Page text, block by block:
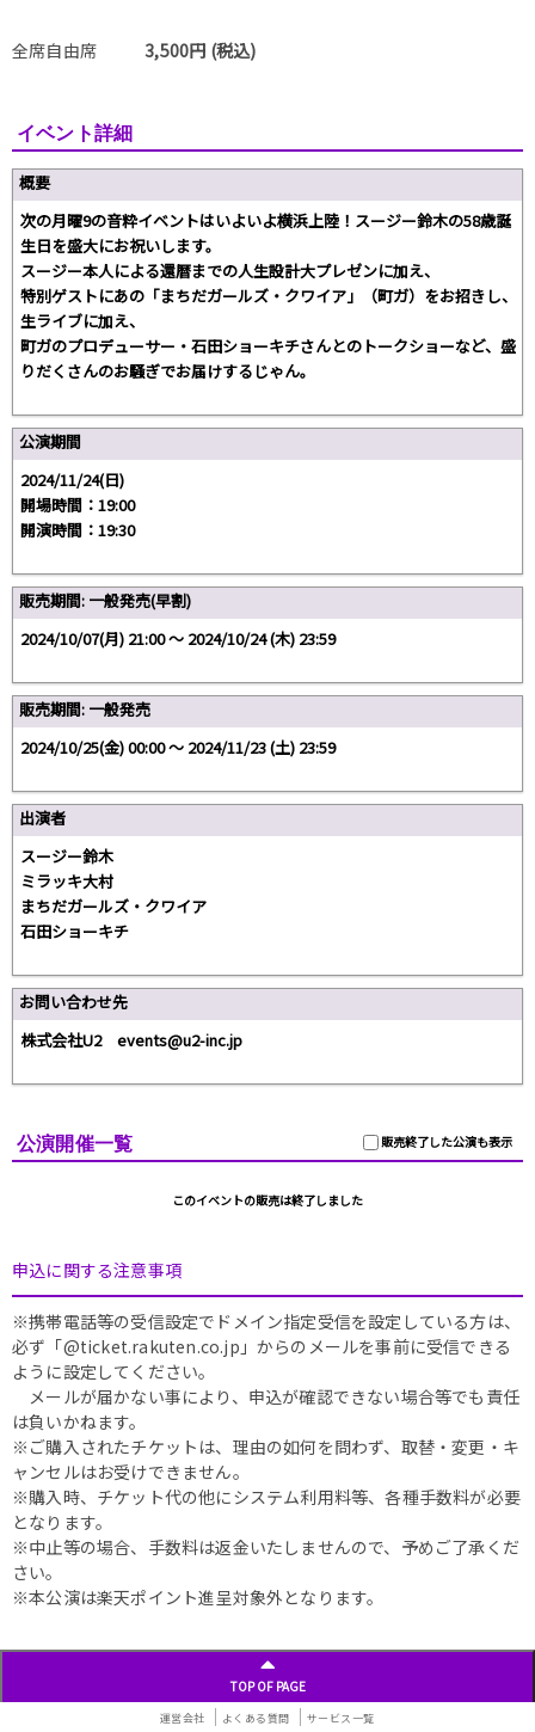
全席自由席 3,500円 (税込)
イベント詳細
概要
次の月曜9の音粋イベントはいよいよ横浜上陸！スージー鈴木の58歳誕
生日を盛大にお祝いします。
スージー本人による還暦までの人生設計大プレゼンに加え、
特別ゲストにあの「まちだガールズ・クワイア」（町ガ）をお招きし、
生ライブに加え、
町ガのプロデューサー・石田ショーキチさんとのトークショーなど、盛
りだくさんのお騒ぎでお届けするじゃん。
公演期間
2024/11/24(日)
開場時間：19:00
開演時間：19:30
販売期間: 一般発売(早割)
2024/10/07(月) 21:00 〜 2024/10/24 (木) 23:59
販売期間: 一般発売
2024/10/25(金) 00:00 〜 2024/11/23 (土) 23:59
出演者
スージー鈴木
ミラッキ大村
まちだガールズ・クワイア
石田ショーキチ
お問い合わせ先
株式会社U2 events@u2-inc.jp
販売終了した公演も表示
公演開催一覧
このイベントの販売は終了しました
申込に関する注意事項
※携帯電話等の受信設定でドメイン指定受信を設定している方は、
必ず「@ticket.rakuten.co.jp」からのメールを事前に受信できる
ように設定してください。
メールが届かない事により、申込が確認できない場合等でも責任
は負いかねます。
※ご購入されたチケットは、理由の如何を問わず、取替・変更・キ
ャンセルはお受けできません。
※購入時、チケット代の他にシステム利用料等、各種手数料が必要
となります。
※中止等の場合、手数料は返金いたしませんので、予めご了承くだ
さい。
※本公演は楽天ポイント進呈対象外となります。
TOP OF PAGE
運営会社 よくある質問 サービス一覧